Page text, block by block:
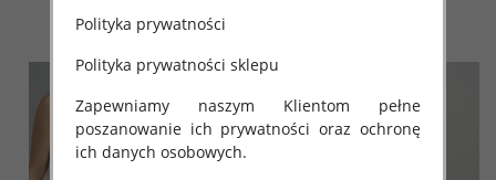
szczegóły
Polityka prywatności
Polityka prywatności sklepu
Zapewniamy naszym Klientom pełne
poszanowanie ich prywatności oraz ochronę
ich danych osobowych.